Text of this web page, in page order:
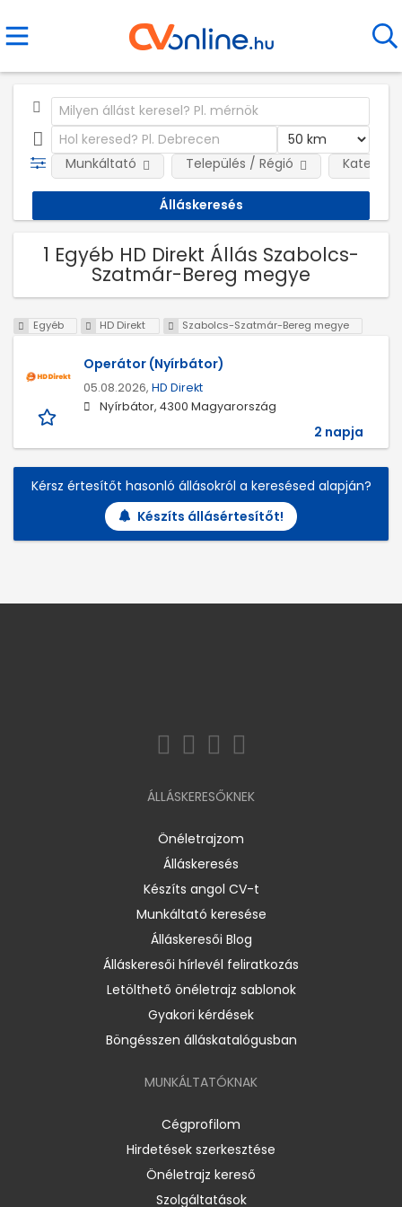
Munkáltató Település / Régió
1 Egyéb HD Direkt Állás Szabolcs-
Szatmár-Bereg megye
Egyéb HD Direkt Szabolcs-Szatmár-Bereg megye
Operátor (Nyírbátor)
05.08.2026, HD Direkt
Nyírbátor, 4300 Magyarország
2 napja
Kérsz értesítőt hasonló állásokról a keresésed alapján?
Készíts állásértesítőt!
ÁLLÁSKERESŐKNEK
Önéletrajzom
Álláskeresés
Készíts angol CV-t
Munkáltató keresése
Álláskeresői Blog
Álláskeresői hírlevél feliratkozás
Letölthető önéletrajz sablonok
Gyakori kérdések
Böngésszen álláskatalógusban
MUNKÁLTATÓKNAK
Cégprofilom
Hirdetések szerkesztése
Önéletrajz kereső
Szolgáltatások